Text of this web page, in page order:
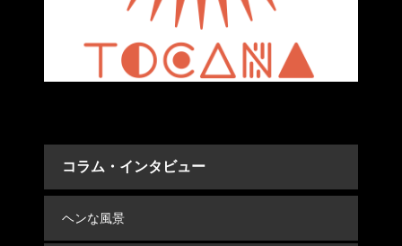
コラム・インタビュー
ヘンな風景